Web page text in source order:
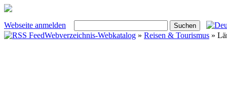
Webseite anmelden
Webverzeichnis-Webkatalog » Reisen & Tourismus »